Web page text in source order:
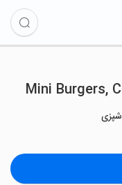
Mini Burgers,